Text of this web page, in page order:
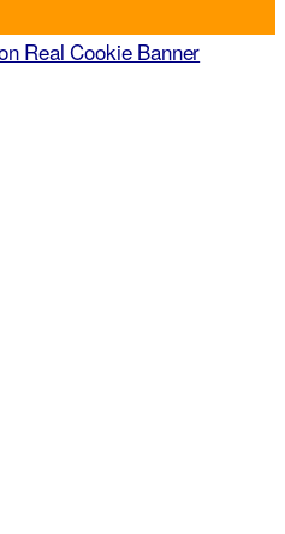
Real Cookie Banner